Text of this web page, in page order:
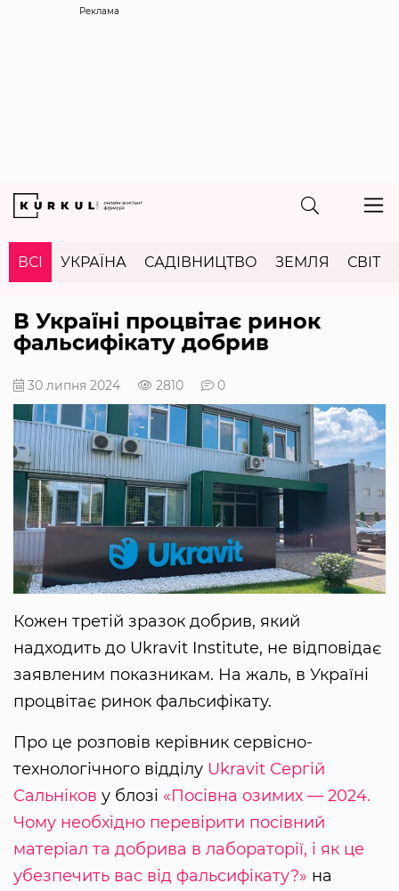
Реклама
ВСІ УКРАЇНА САДІВНИЦТВО ЗЕМЛЯ СВІТ
В Україні процвітає ринок
фальсифікату добрив
30 липня 2024 2810 0
Кожен третій зразок добрив, який
надходить до Ukravit Institute, не відповідає
заявленим показникам. На жаль, в Україні
процвітає ринок фальсифікату.
Про це розповів керівник сервісно-
технологічного відділу Ukravit Сергій
Сальніков у блозі «Посівна озимих — 2024.
Чому необхідно перевірити посівний
матеріал та добрива в лабораторії, і як це
убезпечить вас від фальсифікату?» на